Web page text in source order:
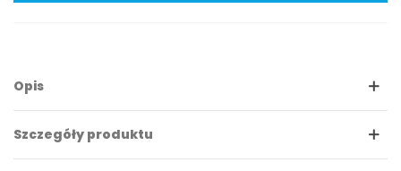
Opis
Szczegóły produktu